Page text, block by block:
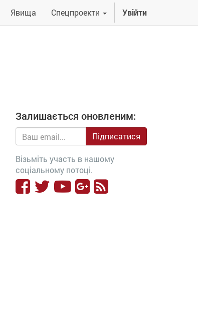
Явища Спецпроекти Увійти
Залишається оновленим:
Підписатися
Візьміть участь в нашому
соціальному потоці.